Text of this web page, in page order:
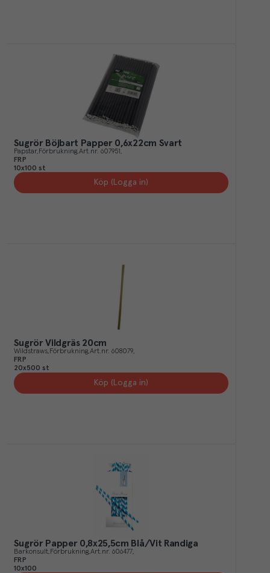
Sugrör Böjbart Papper 0,6x22cm Svart
Papstar Förbrukning Art.nr. 607951
FRP
10x100 st
Köp (Logga in)
Sugrör Vildgräs 20cm
Wildstraws Förbrukning Art.nr. 608079
FRP
20x500 st
Köp (Logga in)
Sugrör Papper 0,8x25,5cm Blå/Vit Randiga
Barkonsult Förbrukning Art.nr. 606477
FRP
10x100